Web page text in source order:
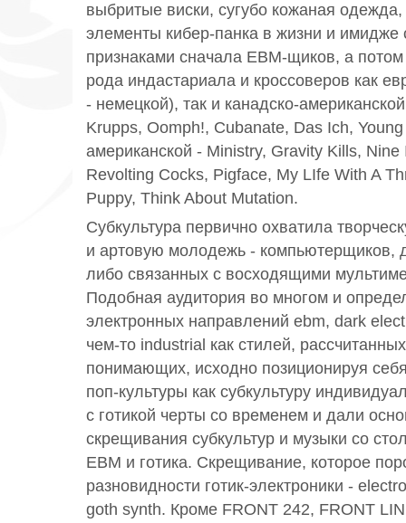
выбритые виски, сугубо кожаная
элементы кибер-панка в жизни и имидже
признаками сначала EBM-щиков, а потом
рода индастариала и кроссоверов как
- немецкой), так и канадско-
Krupps, Oomph!, Cubanate, Das Ich,
американской - Ministry, Gravity Kills,
Revolting Cocks, Pigface, My LIfe With A
Puppy, Think About Mutation.
Субкультура первично охватила
и артовую молодежь - компьютерщиков,
либо связанных с восходящими
Подобная аудитория во многом и
электронных направлений ebm, dark
чем-то industrial как стилей,
понимающих, исходно позиционируя
поп-культуры как субкультуру
с готикой черты со временем и дали
скрещивания субкультур и музыки со
EBM и готика. Скрещивание, которое
разновидности готик-электроники -
goth synth. Кроме FRONT 242, FRONT